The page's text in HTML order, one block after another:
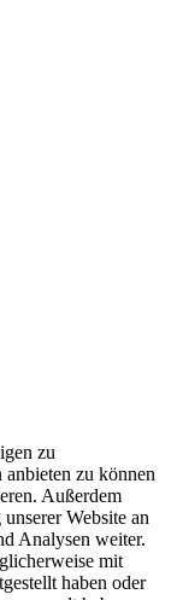
zu
zu können
Außerdem
Website an
Analysen weiter.
mit
haben oder